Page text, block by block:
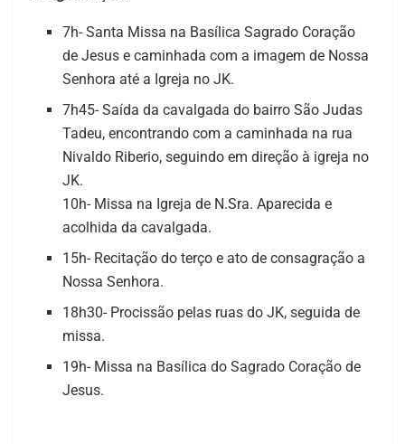
7h- Santa Missa na Basílica Sagrado Coração
de Jesus e caminhada com a imagem de Nossa
Senhora até a Igreja no JK.
7h45- Saída da cavalgada do bairro São Judas
Tadeu, encontrando com a caminhada na rua
Nivaldo Riberio, seguindo em direção à igreja no
JK.
10h- Missa na Igreja de N.Sra. Aparecida e
acolhida da cavalgada.
15h- Recitação do terço e ato de consagração a
Nossa Senhora.
18h30- Procissão pelas ruas do JK, seguida de
missa.
19h- Missa na Basílica do Sagrado Coração de
Jesus.